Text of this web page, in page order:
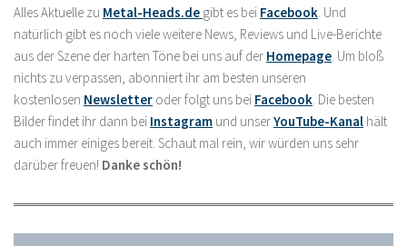
Alles Aktuelle zu Metal-Heads.de gibt es bei Facebook. Und
natürlich gibt es noch viele weitere News, Reviews und Live-Berichte
aus der Szene der harten Töne bei uns auf der Homepage. Um bloß
nichts zu verpassen, abonniert ihr am besten unseren
kostenlosen Newsletter oder folgt uns bei Facebook. Die besten
Bilder findet ihr dann bei Instagram und unserYouTube-Kanal hält
auch immer einiges bereit. Schaut mal rein, wir würden uns sehr
darüber freuen! Danke schön!